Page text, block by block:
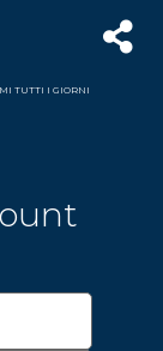
TUTTI I GIORNI